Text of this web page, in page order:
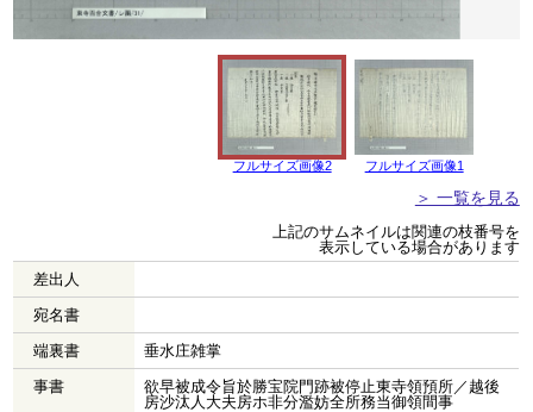
フルサイズ画像2 フルサイズ画像1
＞ 一覧を見る
上記のサムネイルは関連の枝番号を
表示している場合があります
差出人
宛名書
端裏書
垂水庄雑掌
事書
欲早被成令旨於勝宝院門跡被停止東寺領預所／越後
房沙汰人大夫房ホ非分濫妨全所務当御領間事